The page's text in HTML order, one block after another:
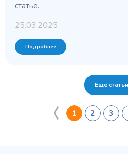
статье.
25.03.2025
Подробнее
Ещё статьи
1 2 3